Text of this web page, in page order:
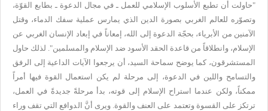
"حاولت أن تطبع الأسلوب
الإسلامي للعمل ـ في مجال الدعوة ـ بطابع القوّة،
وتصوّره للعالم الغربي بصورة الدين الذي يمارس عملية سفك الدماء، وقتل
الآمنين من الأبرياء، بحجّة
الدعوة إلى الله، إمعاناً في إبعاد الإنسان الغربي عن
الإسلام، وانطلاقاً من قاعدة الحقد الأسود ضد الإسلام والمسلمين". لذلك حاول
المستشرقون، كما يوضح سماحة السيد، أن يرجعوا الآيات الداعية إلى الرفق
والتسامح واللين في
الدعوة، إلى مرحلة لم يكن استعمال القوة فيها أمراً
ممكناً، ولكن عندما
استراح الإسلام إلى قوته، بدأ مرحلةً جديدةً في العمل،
ترتكز على القسوة وتعتمد على العنف والقوة. ويرى أنَّ الدوافع التي تقف وراء